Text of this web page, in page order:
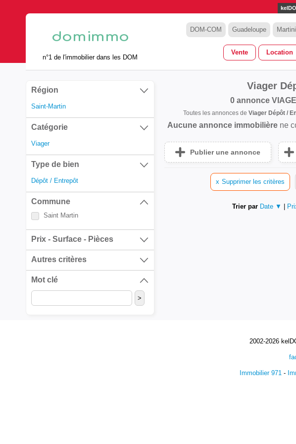
n°1 de l'immobilier dans les DOM
DOM-COM Guadeloupe
Vente Location
Région
Saint-Martin
Catégorie
Viager
Type de bien
Dépôt / Entrepôt
Commune
Saint Martin
Prix - Surface - Pièces
Autres critères
Mot clé
Viager
0 annonce
Toutes les annonces de Viager Dépôt /
Aucune annonce immobilièrene
Publier une annonce
x Supprimer les critères
Trier par Date ▼
2002-2026
Immobilier 971 -